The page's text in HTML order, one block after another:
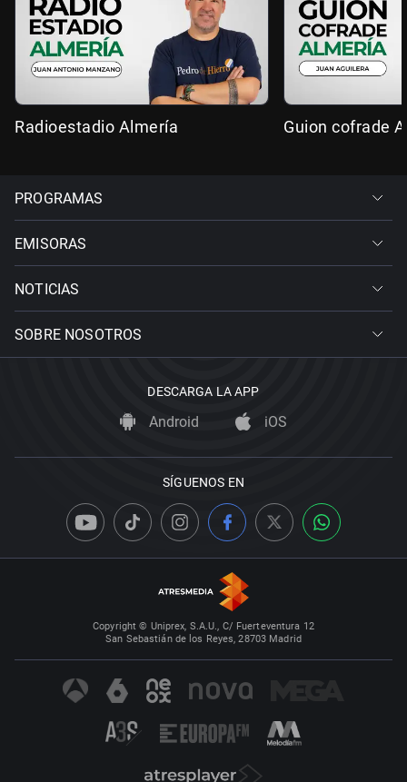
Radioestadio Almería Guion cofrade
PROGRAMAS
EMISORAS
NOTICIAS
SOBRE NOSOTROS
DESCARGA LA APP
Android iOS
SÍGUENOS EN
Copyright © Uniprex, S.A.U., C/ Fuerteventura 12
San Sebastián de los Reyes, 28703 Madrid